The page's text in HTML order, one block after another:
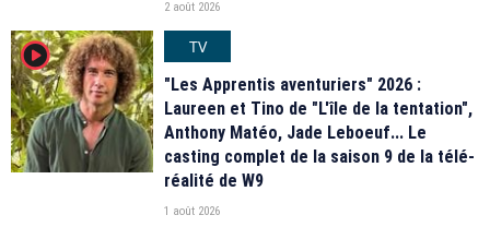
2 août 2026
player2
TV
"Les Apprentis aventuriers" 2026 :
Laureen et Tino de "L'île de la tentation",
Anthony Matéo, Jade Leboeuf... Le
casting complet de la saison 9 de la télé-
réalité de W9
1 août 2026